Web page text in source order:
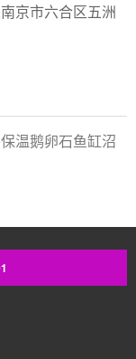
京市六合区五洲
温鹅卵石鱼缸沼